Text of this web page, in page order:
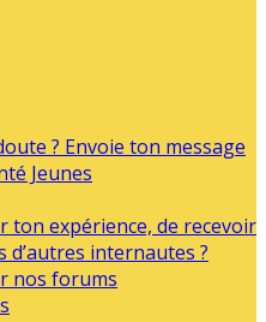
? Envoie ton message
Jeunes
ton expérience, de recevoir
d’autres internautes ?
nos forums